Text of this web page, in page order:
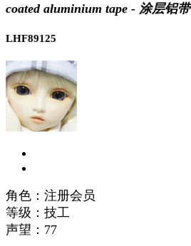
coated aluminium tape - 涂层铝带
LHF89125
角色：注册会员
等级：技工
声望： 77